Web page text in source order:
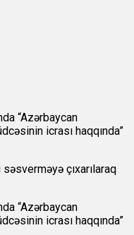
“Azərbaycan
icrası haqqında”
çıxarılaraq
“Azərbaycan
icrası haqqında”